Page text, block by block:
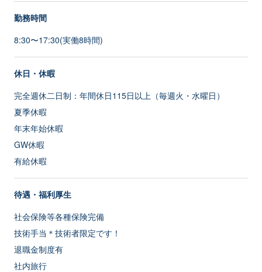
勤務時間
8:30〜17:30(実働8時間)
休日・休暇
完全週休二日制：年間休日115日以上（毎週火・水曜日）
夏季休暇
年末年始休暇
GW休暇
有給休暇
待遇・福利厚生
社会保険等各種保険完備
技術手当＊技術者限定です！
退職金制度有
社内旅行